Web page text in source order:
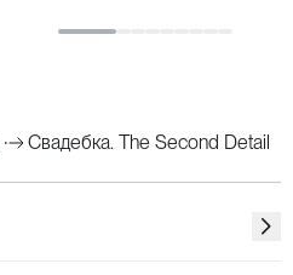
Свадебка. The Second Detail